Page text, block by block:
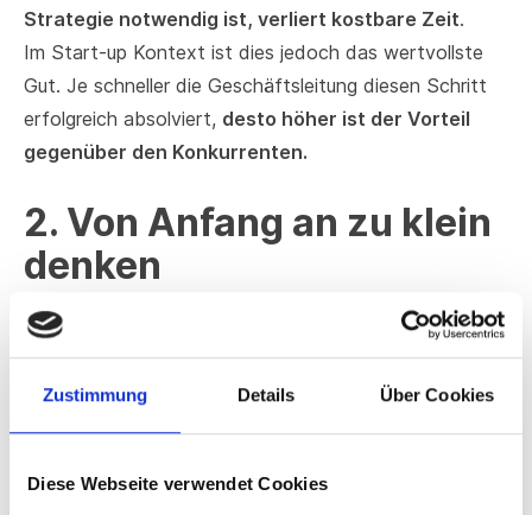
Zustimmung Details Über Cookies
Diese Webseite verwendet Cookies
Strategie notwendig ist, verliert kostbare Zeit.
Im Start-up Kontext ist dies jedoch das wertvollste
Gut. Je schneller die Geschäftsleitung diesen Schritt
erfolgreich absolviert, desto höher ist der Vorteil
gegenüber den Konkurrenten.
2. Von Anfang an zu klein
denken
Besonders deutsche Start-ups haben den Vorteil,
Absatzmarkt genau vor der Tür haben. Oft werden
das Produkt und das Team von Anfang an an den